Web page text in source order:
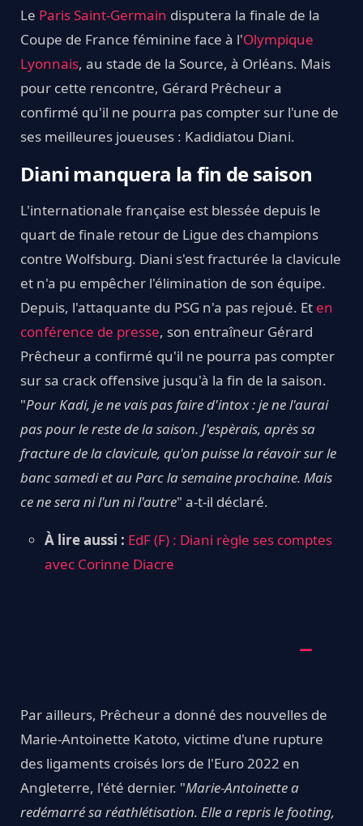
Le Paris Saint-Germain disputera la finale de la
Coupe de France féminine face à l'Olympique
Lyonnais, au stade de la Source, à Orléans. Mais
pour cette rencontre, Gérard Prêcheur a
confirmé qu'il ne pourra pas compter sur l'une de
ses meilleures joueuses : Kadidiatou Diani.
Diani manquera la fin de saison
L'internationale française est blessée depuis le
quart de finale retour de Ligue des champions
contre Wolfsburg. Diani s'est fracturée la clavicule
et n'a pu empêcher l'élimination de son équipe.
Depuis, l'attaquante du PSG n'a pas rejoué. Et en
conférence de presse, son entraîneur Gérard
Prêcheur a confirmé qu'il ne pourra pas compter
sur sa crack offensive jusqu'à la fin de la saison.
"Pour Kadi, je ne vais pas faire d'intox : je ne l'aurai
pas pour le reste de la saison. J'espèrais, après sa
fracture de la clavicule, qu'on puisse la réavoir sur le
banc samedi et au Parc la semaine prochaine. Mais
ce ne sera ni l'un ni l'autre" a-t-il déclaré.
À lire aussi : EdF (F) : Diani règle ses comptes
avec Corinne Diacre
Par ailleurs, Prêcheur a donné des nouvelles de
Marie-Antoinette Katoto, victime d'une rupture
des ligaments croisés lors de l'Euro 2022 en
Angleterre, l'été dernier. "Marie-Antoinette a
redémarré sa réathlétisation. Elle a repris le footing,